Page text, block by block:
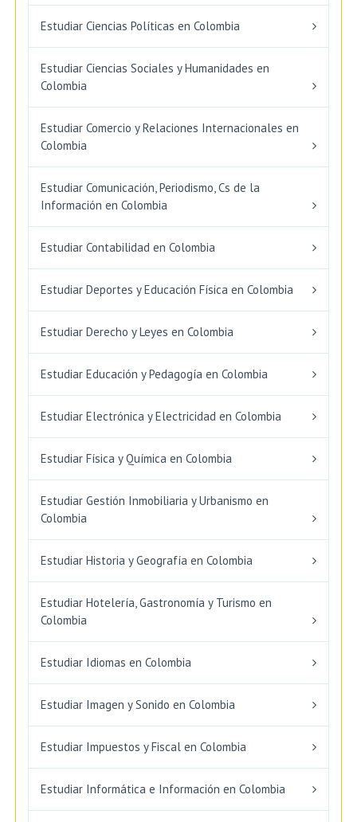
Estudiar Ciencias Políticas en Colombia
Estudiar Ciencias Sociales y Humanidades en
Colombia
Estudiar Comercio y Relaciones Internacionales en
Colombia
Estudiar Comunicación, Periodismo, Cs de la
Información en Colombia
Estudiar Contabilidad en Colombia
Estudiar Deportes y Educación Física en Colombia
Estudiar Derecho y Leyes en Colombia
Estudiar Educación y Pedagogía en Colombia
Estudiar Electrónica y Electricidad en Colombia
Estudiar Física y Química en Colombia
Estudiar Gestión Inmobiliaria y Urbanismo en
Colombia
Estudiar Historia y Geografía en Colombia
Estudiar Hotelería, Gastronomía y Turismo en
Colombia
Estudiar Idiomas en Colombia
Estudiar Imagen y Sonido en Colombia
Estudiar Impuestos y Fiscal en Colombia
Estudiar Informática e Información en Colombia